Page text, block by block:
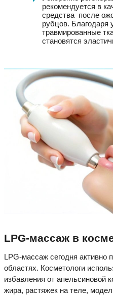
рекомендуется в
средства после
рубцов. Благодаря
травмированные
становятся
LPG-массаж в
LPG-массаж сегодня активно
областях. Косметологи
избавления от апельсиновой
жира, растяжек на теле,